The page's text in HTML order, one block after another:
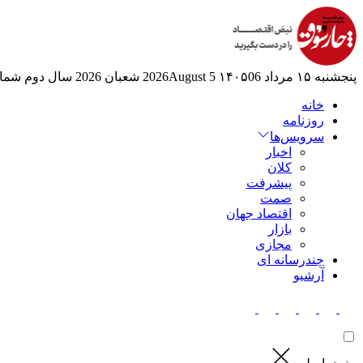
پنجشنبه ۱۵ مرداد ۱۴۰۵ 06 2026August 5 شعبان 2026 سال دوم
خانه
روزنامه
سرویس‌ها
اخبار
کلان
پیشرفت
صمت
اقتصاد جهان
بازار
مجازی
چندرسانه ای
آرشیو